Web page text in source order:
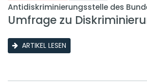
Antidiskriminierungsstelle des
Umfrage zu
ARTIKEL LESEN